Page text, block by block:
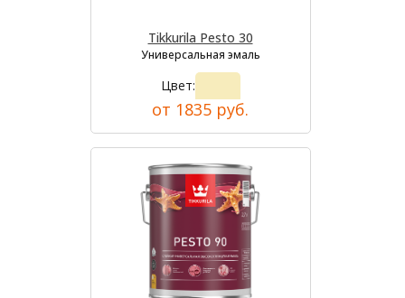
Tikkurila Pesto 30
Универсальная эмаль
Цвет:
от 1835 руб.